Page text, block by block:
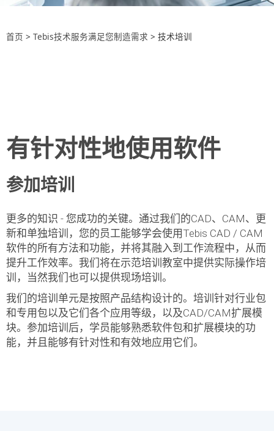
首页 > Tebis技术服务满足您制造需求 > 技术培训
有针对性地使用软件
参加培训
更多的知识 - 您成功的关键。通过我们的CAD、CAM、更
新和单独培训，您的员工能够学会使用Tebis CAD / CAM
软件的所有方法和功能，并将其融入到工作流程中，从而
提升工作效率。我们将在示范培训教室中提供实际操作培
训，当然我们也可以提供现场培训。
我们的培训单元是按照产品结构设计的。培训针对行业包
和专用包以及它们各个应用等级，以及CAD/CAM扩展模
块。参加培训后，学员能够熟悉软件包和扩展模块的功
能，并且能够有针对性和有效地应用它们。